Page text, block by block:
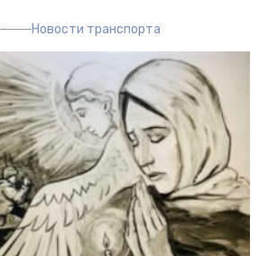
Новости транспорта